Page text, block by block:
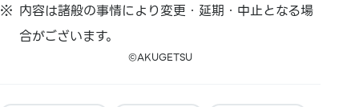
内容は諸般の事情により変更・延期・中止となる場
合がございます。
©AKUGETSU